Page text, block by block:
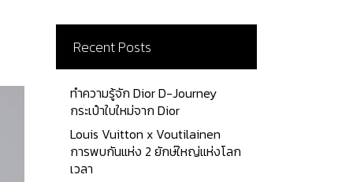
Recent Posts
ทำความรู้จัก Dior D-Journey
กระเป๋าใบใหม่จาก Dior
Louis Vuitton x Voutilainen
การพบกันแห่ง 2 ยักษ์ใหญ่แห่งโลก
เวลา